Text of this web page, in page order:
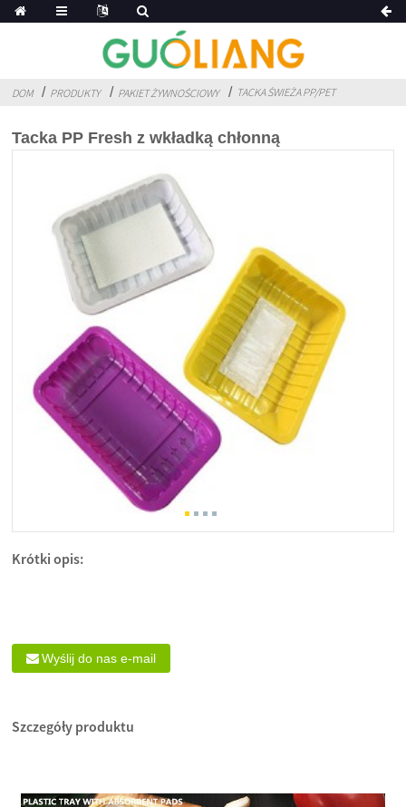
DOM PRODUKTY PAKIET ŻYWNOŚCIOWY TACKA ŚWIEŻA PP/PET
Tacka PP Fresh z wkładką chłonną
Krótki opis:
Wyślij do nas e-mail
Szczegóły produktu